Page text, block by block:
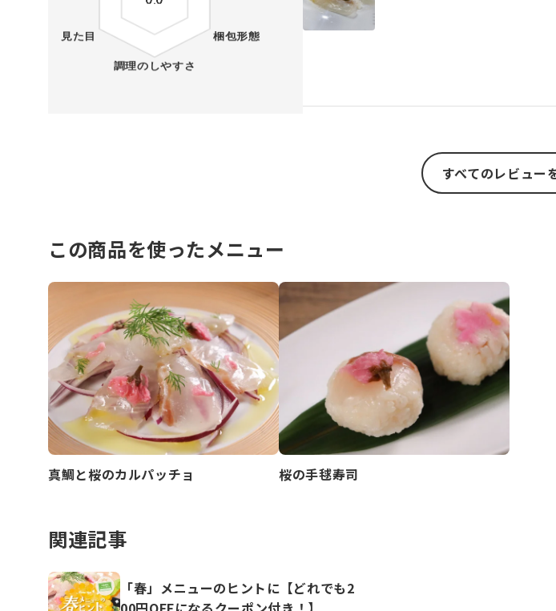
すべてのレビュー
この商品を使ったメニュー
真鯛と桜のカルパッチョ 桜の手毬寿司
関連記事
「春」メニューのヒントに【どれでも2